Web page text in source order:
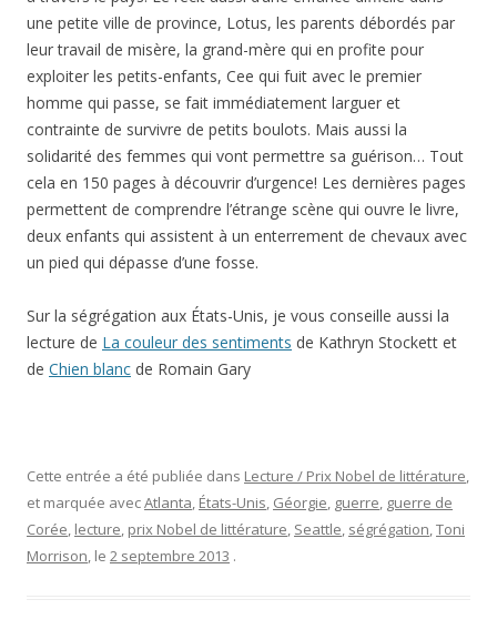
une petite ville de province, Lotus, les parents débordés par
leur travail de misère, la grand-mère qui en profite pour
exploiter les petits-enfants, Cee qui fuit avec le premier
homme qui passe, se fait immédiatement larguer et
contrainte de survivre de petits boulots. Mais aussi la
solidarité des femmes qui vont permettre sa guérison… Tout
cela en 150 pages à découvrir d’urgence! Les dernières pages
permettent de comprendre l’étrange scène qui ouvre le livre,
deux enfants qui assistent à un enterrement de chevaux avec
un pied qui dépasse d’une fosse.
Sur la ségrégation aux États-Unis, je vous conseille aussi la
lecture de La couleur des sentiments de Kathryn Stockett et
de Chien blanc de Romain Gary
Cette entrée a été publiée dans Lecture / Prix Nobel de littérature,
et marquée avecAtlanta, États-Unis, Géorgie, guerre, guerre de
Corée, lecture, prix Nobel de littérature, Seattle, ségrégation,Toni
Morrison, le 2 septembre 2013 .